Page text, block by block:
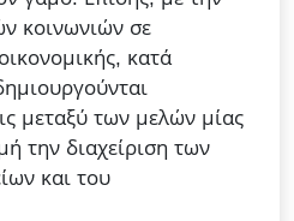
κοινωνιών σε
κατά
μεταξύ των μελών μίας
την διαχείριση των
και του